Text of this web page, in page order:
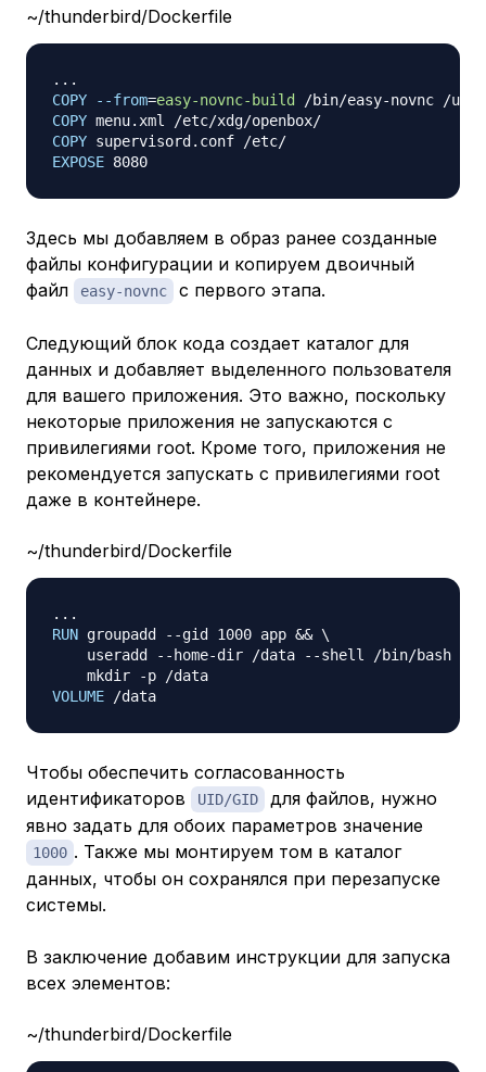
~/thunderbird/Dockerfile
COPY
--from=easy-novnc-build
/bin/easy-novnc /
COPY menu.xml /etc/xdg/openbox/
COPY supervisord.conf /etc/
EXPOSE 8080
Здесь мы добавляем в образ ранее созданные
файлы конфигурации и копируем двоичный
файл
easy-novnc с первого этапа.
Следующий блок кода создает каталог для
данных и добавляет выделенного пользователя
для вашего приложения. Это важно, поскольку
некоторые приложения не запускаются с
привилегиями root. Кроме того, приложения не
рекомендуется запускать с привилегиями root
даже в контейнере.
~/thunderbird/Dockerfile
RUN groupadd --gid 1000 app && \
useradd --home-dir /data --shell /bin/bash
    mkdir -p /data
VOLUME /data
Чтобы обеспечить согласованность
идентификаторов
UID/GID
для файлов, нужно
явно задать для обоих параметров значение
1000 . Также мы монтируем том в каталог
данных, чтобы он сохранялся при перезапуске
системы.
В заключение добавим инструкции для запуска
всех элементов:
~/thunderbird/Dockerfile